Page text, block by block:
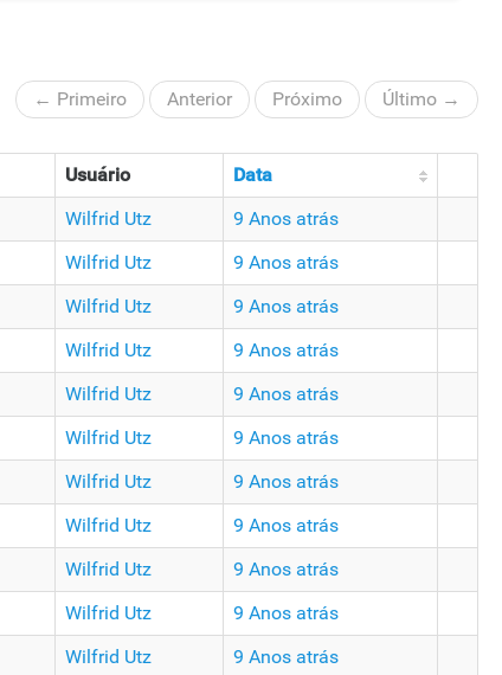
← Primeiro Anterior Próximo Último →
Usuário
Data
Wilfrid Utz
9 Anos atrás
Wilfrid Utz
9 Anos atrás
Wilfrid Utz
9 Anos atrás
Wilfrid Utz
9 Anos atrás
Wilfrid Utz
9 Anos atrás
Wilfrid Utz
9 Anos atrás
Wilfrid Utz
9 Anos atrás
Wilfrid Utz
9 Anos atrás
Wilfrid Utz
9 Anos atrás
Wilfrid Utz
9 Anos atrás
Wilfrid Utz
9 Anos atrás